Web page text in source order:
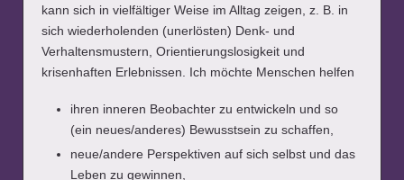
kann sich in vielfältiger Weise im Alltag zeigen, z. B. in
sich wiederholenden (unerlösten) Denk- und
Verhaltensmustern, Orientierungslosigkeit und
krisenhaften Erlebnissen. Ich möchte Menschen helfen
ihren inneren Beobachter zu entwickeln und so
(ein neues/anderes) Bewusstsein zu schaffen,
neue/andere Perspektiven auf sich selbst und das
Leben zu gewinnen,